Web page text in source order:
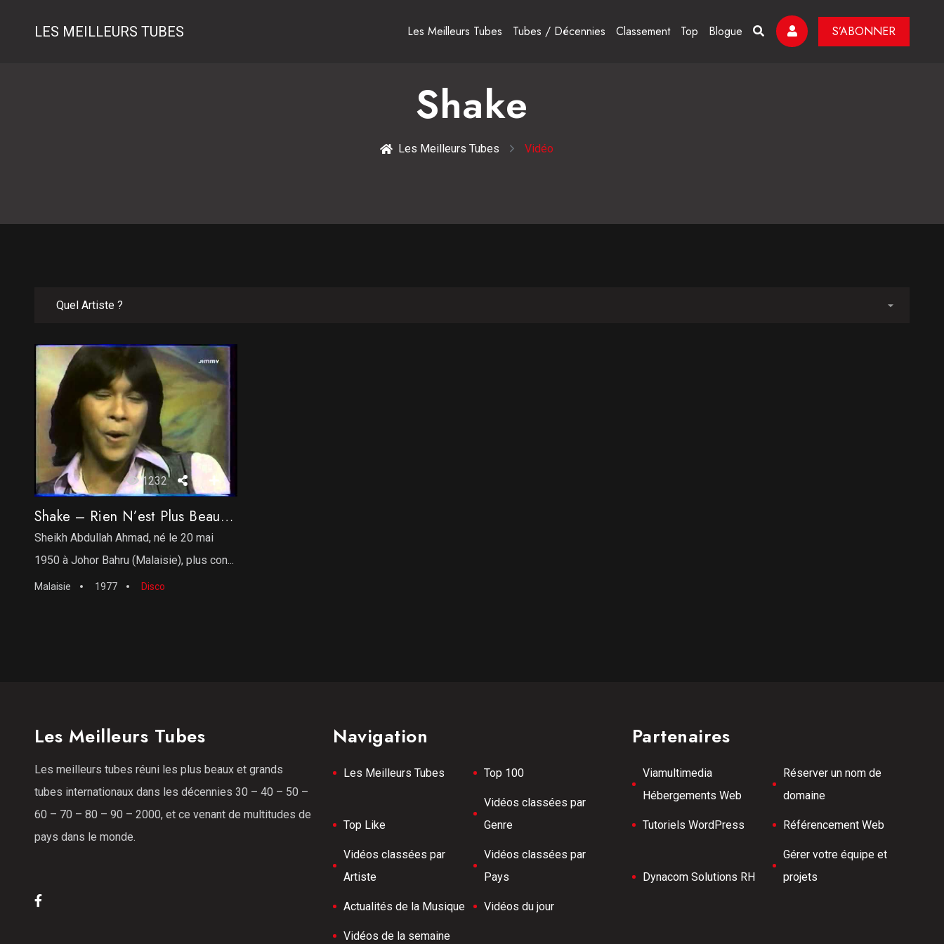
LES MEILLEURS TUBES Les Meilleurs Tubes Tubes / Décennies Classement Top Blogue S’ABONNER
Shake
Les Meilleurs Tubes Vidéo
1232
Shake – Rien N’est Plus Beau Que L’amour
Sheikh Abdullah Ahmad, né le 20 mai
1950 à Johor Bahru (Malaisie), plus con...
Malaisie 1977 Disco
Les Meilleurs Tubes
Les meilleurs tubes réuni les plus beaux et grands
tubes internationaux dans les décennies 30 – 40 – 50 –
60 – 70 – 80 – 90 – 2000, et ce venant de multitudes de
pays dans le monde.
Navigation
Les Meilleurs Tubes Top 100
Top Like
Vidéos classées par
Genre
Vidéos classées par
Artiste
Vidéos classées par
Pays
Actualités de la Musique Vidéos du jour
Vidéos de la semaine
Partenaires
Viamultimedia
Hébergements Web
Réserver un nom de
domaine
Tutoriels WordPress Référencement Web
Dynacom Solutions RH
Gérer votre équipe et
projets